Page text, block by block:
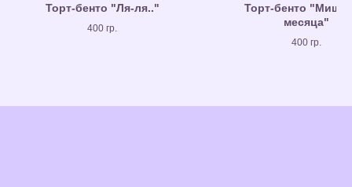
Торт-бенто "Ля-ля.."
400 гр.
Торт-бенто
месяца"
400 гр.